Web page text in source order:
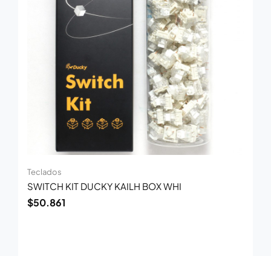
Teclados
SWITCH KIT DUCKY KAILH BOX WHI
$50.861